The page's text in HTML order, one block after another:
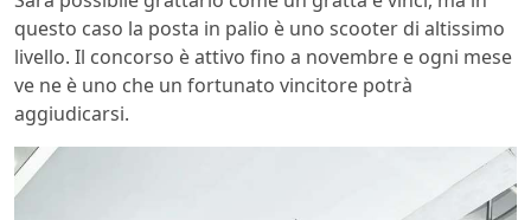
questo caso la posta in palio è uno scooter di altissimo
livello. Il concorso è attivo fino a novembre e ogni mese
ve ne è uno che un fortunato vincitore potrà
aggiudicarsi.